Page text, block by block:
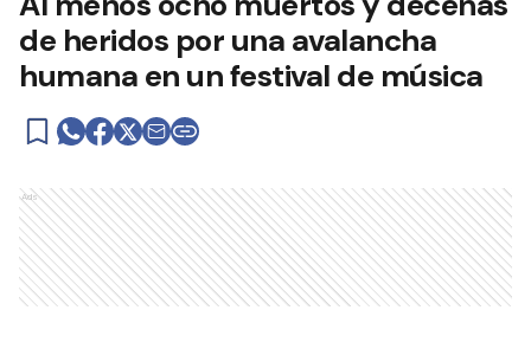
de heridos por una avalancha
humana en un festival de música
Ads